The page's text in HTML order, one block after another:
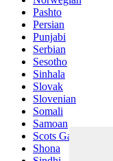
Pashto
Persian
Punjabi
Serbian
Sesotho
Sinhala
Slovak
Slovenian
Somali
Samoan
Scots Gaelic
Shona